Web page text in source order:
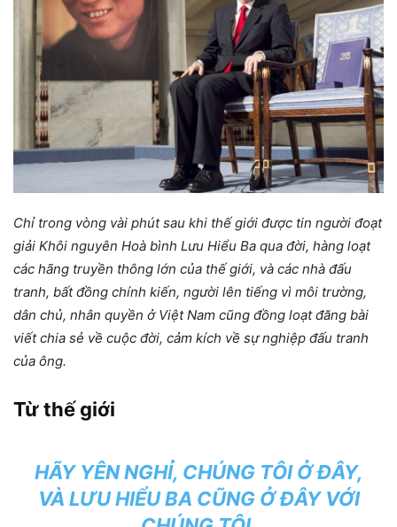
Chỉ trong vòng vài phút sau khi thế giới được tin người đoạt
giải Khôi nguyên Hoà bình Lưu Hiểu Ba qua đời, hàng loạt
các hãng truyền thông lớn của thế giới, và các nhà đấu
tranh, bất đồng chính kiến, người lên tiếng vì môi trường,
dân chủ, nhân quyền ở Việt Nam cũng đồng loạt đăng bài
viết chia sẻ về cuộc đời, cảm kích về sự nghiệp đấu tranh
của ông.
Từ thế giới
HÃY YÊN NGHỈ, CHÚNG TÔI Ở ĐÂY,
VÀ LƯU HIỂU BA CŨNG Ở ĐÂY VỚI